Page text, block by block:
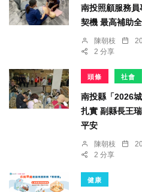
南投照顧服務
契機 最高補助
陳朝枝
2 分享
頭條 社會
南投縣「2026
扎實 副縣長王
平安
陳朝枝
2 分享
健康